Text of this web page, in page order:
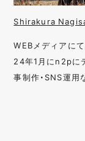
Shirakura
WEBメディアに
24年1月にn2pに
事制作・SNS運用